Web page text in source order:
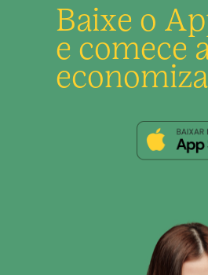
Baixe o
e comece